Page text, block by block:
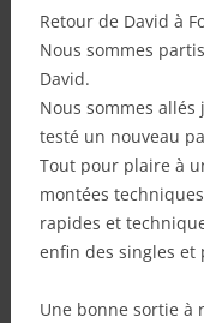
Retour de David à
Nous sommes
David.
Nous sommes allés
testé un nouveau
Tout pour plaire à
montées
rapides et
enfin des singles et
Une bonne sortie à